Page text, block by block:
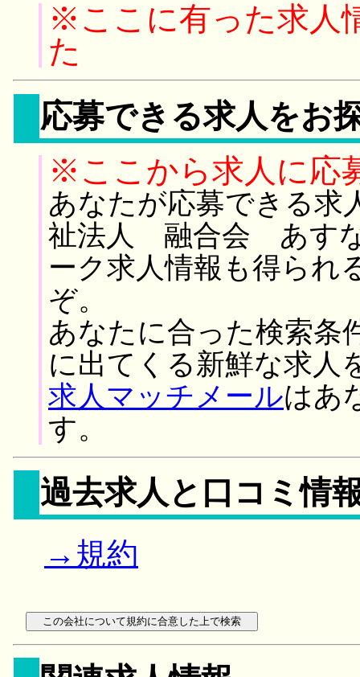
※ここに有った求人
た
応募できる求人をお
※ここから求人に応
あなたが応募できる求
祉法人 融合会 あすな
ーク求人情報も得られ
ぞ。
あなたに合った検索条
に出てくる新鮮な求人
求人マッチメールはあ
す。
過去求人と口コミ情
→規約